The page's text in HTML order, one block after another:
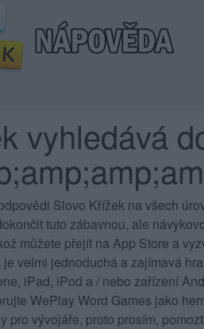
vyhledává
Slovo Křížek na všech
tuto zábavnou, ale
můžete přejít na App Store a
je velmi jednoduchá a zajímavá
iPad, iPod a / nebo zařízení
WePlay Word Games jako
pro vývojáře, proto prosím,